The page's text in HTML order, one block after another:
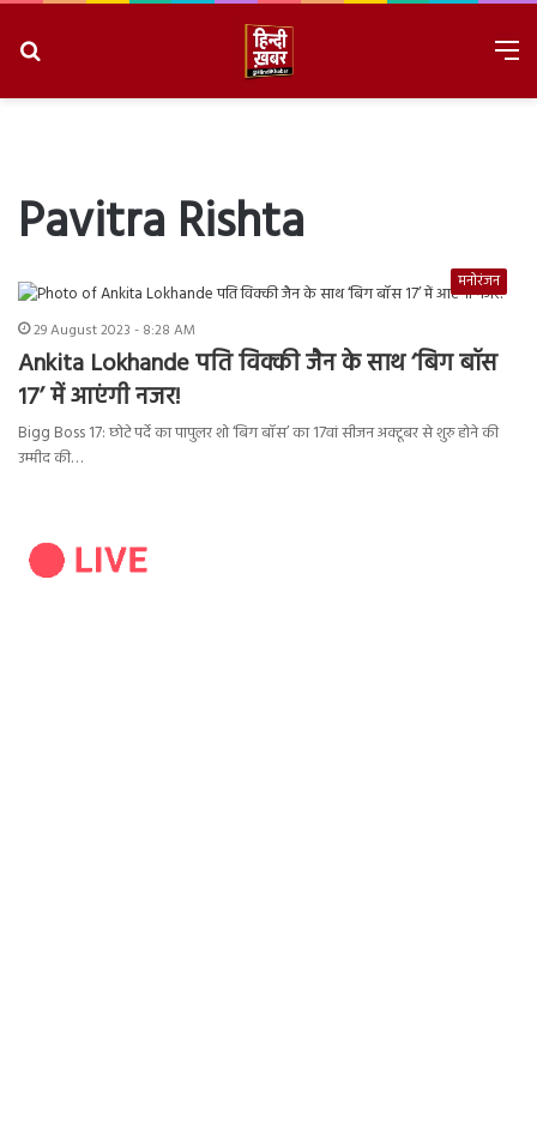
Pavitra Rishta
मनोरंजन
29 August 2023 - 8:28 AM
Ankita Lokhande पति विक्की जैन के साथ ‘बिग बॉस
17’ में आएंगी नजर!
Bigg Boss 17: छोटे पर्दे का पापुलर शो ‘बिग बॉस’ का 17वां सीजन अक्टूबर से शुरु होने की
उम्मीद की…